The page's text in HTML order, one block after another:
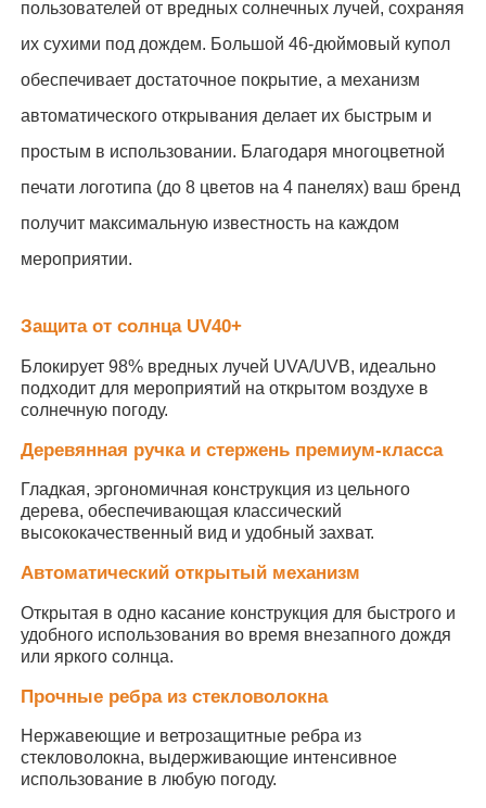
Ходячие зонтики
Компактные зонты
рекламные зонты
Прочные зонтики
Автоматические открытые зонтики
Обратные зонтики
Ультрафиолетоустойчивые зонты
Детские зонтики
Креативные Зонты
пользователей от вредных солнечных лучей, сохраняя
их сухими под дождем. Большой 46-дюймовый купол
обеспечивает достаточное покрытие, а механизм
автоматического открывания делает их быстрым и
простым в использовании. Благодаря многоцветной
печати логотипа (до 8 цветов на 4 панелях) ваш бренд
получит максимальную известность на каждом
мероприятии.
Защита от солнца UV40+
Блокирует 98% вредных лучей UVA/UVB, идеально
подходит для мероприятий на открытом воздухе в
солнечную погоду.
Деревянная ручка и стержень премиум-класса
Гладкая, эргономичная конструкция из цельного
дерева, обеспечивающая классический
высококачественный вид и удобный захват.
Автоматический открытый механизм
Открытая в одно касание конструкция для быстрого и
удобного использования во время внезапного дождя
или яркого солнца.
Прочные ребра из стекловолокна
Нержавеющие и ветрозащитные ребра из
стекловолокна, выдерживающие интенсивное
использование в любую погоду.